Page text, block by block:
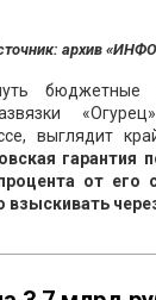
архив
выглядит
гарантия
от его